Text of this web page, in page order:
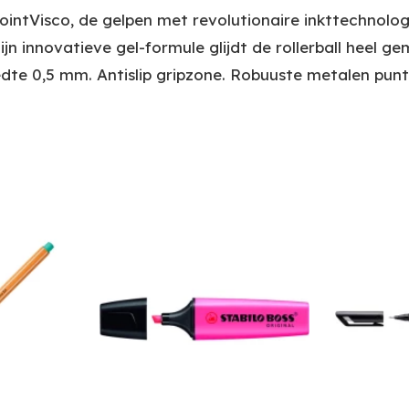
de gelpen met revolutionaire
innovatieve gel-formule glijdt de rollerball heel
0,5 mm. Antislip gripzone. Robuuste metalen